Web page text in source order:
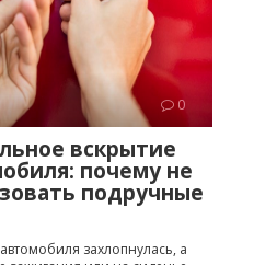
0
вскрытие
почему не
подручные
захлопнулась, а